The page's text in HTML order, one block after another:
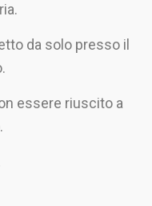
da solo presso il
essere riuscito a